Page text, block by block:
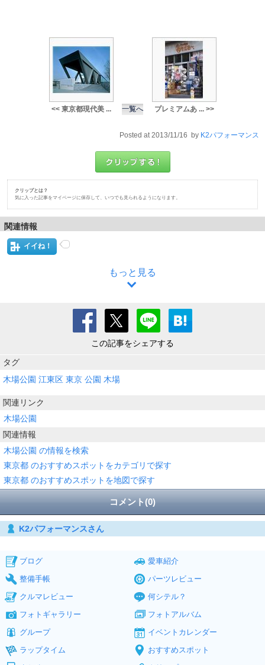
<< 東京都現代美 ... 一覧へ プレミアムあ ... >>
Posted at 2013/11/16 by K2パフォーマンス
クリップとは？
気に入った記事をマイページに保存して、いつでも見られるようになります。
関連情報
イイね！
もっと見る
この記事をシェアする
タグ
木場公園 江東区 東京 公園 木場
関連リンク
木場公園
関連情報
木場公園 の情報を検索
東京都 のおすすめスポットをカテゴリで探す
東京都 のおすすめスポットを地図で探す
コメント(0)
K2パフォーマンスさん
ブログ
愛車紹介
整備手帳
パーツレビュー
クルマレビュー
何シテル？
フォトギャラリー
フォトアルバム
グループ
イベントカレンダー
ラップタイム
おすすめスポット